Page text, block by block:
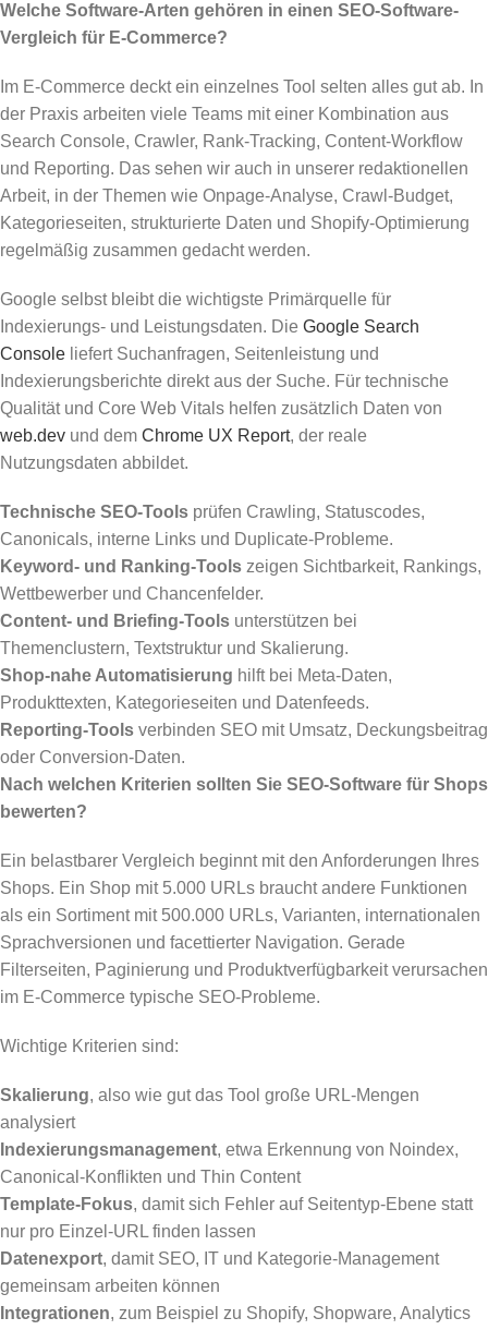
Welche Software-Arten gehören in einen SEO-Software-
Vergleich für E-Commerce?
Im E-Commerce deckt ein einzelnes Tool selten alles gut ab. In
der Praxis arbeiten viele Teams mit einer Kombination aus
Search Console, Crawler, Rank-Tracking, Content-Workflow
und Reporting. Das sehen wir auch in unserer redaktionellen
Arbeit, in der Themen wie Onpage-Analyse, Crawl-Budget,
Kategorieseiten, strukturierte Daten und Shopify-Optimierung
regelmäßig zusammen gedacht werden.
Google selbst bleibt die wichtigste Primärquelle für
Indexierungs- und Leistungsdaten. Die Google Search
Console liefert Suchanfragen, Seitenleistung und
Indexierungsberichte direkt aus der Suche. Für technische
Qualität und Core Web Vitals helfen zusätzlich Daten von
web.dev und dem Chrome UX Report, der reale
Nutzungsdaten abbildet.
Technische SEO-Tools prüfen Crawling, Statuscodes,
Canonicals, interne Links und Duplicate-Probleme.
Keyword- und Ranking-Tools zeigen Sichtbarkeit, Rankings,
Wettbewerber und Chancenfelder.
Content- und Briefing-Tools unterstützen bei
Themenclustern, Textstruktur und Skalierung.
Shop-nahe Automatisierung hilft bei Meta-Daten,
Produkttexten, Kategorieseiten und Datenfeeds.
Reporting-Tools verbinden SEO mit Umsatz, Deckungsbeitrag
oder Conversion-Daten.
Nach welchen Kriterien sollten Sie SEO-Software für Shops
bewerten?
Ein belastbarer Vergleich beginnt mit den Anforderungen Ihres
Shops. Ein Shop mit 5.000 URLs braucht andere Funktionen
als ein Sortiment mit 500.000 URLs, Varianten, internationalen
Sprachversionen und facettierter Navigation. Gerade
Filterseiten, Paginierung und Produktverfügbarkeit verursachen
im E-Commerce typische SEO-Probleme.
Wichtige Kriterien sind:
Skalierung, also wie gut das Tool große URL-Mengen
analysiert
Indexierungsmanagement, etwa Erkennung von Noindex,
Canonical-Konflikten und Thin Content
Template-Fokus, damit sich Fehler auf Seitentyp-Ebene statt
nur pro Einzel-URL finden lassen
Datenexport, damit SEO, IT und Kategorie-Management
gemeinsam arbeiten können
Integrationen, zum Beispiel zu Shopify, Shopware, Analytics